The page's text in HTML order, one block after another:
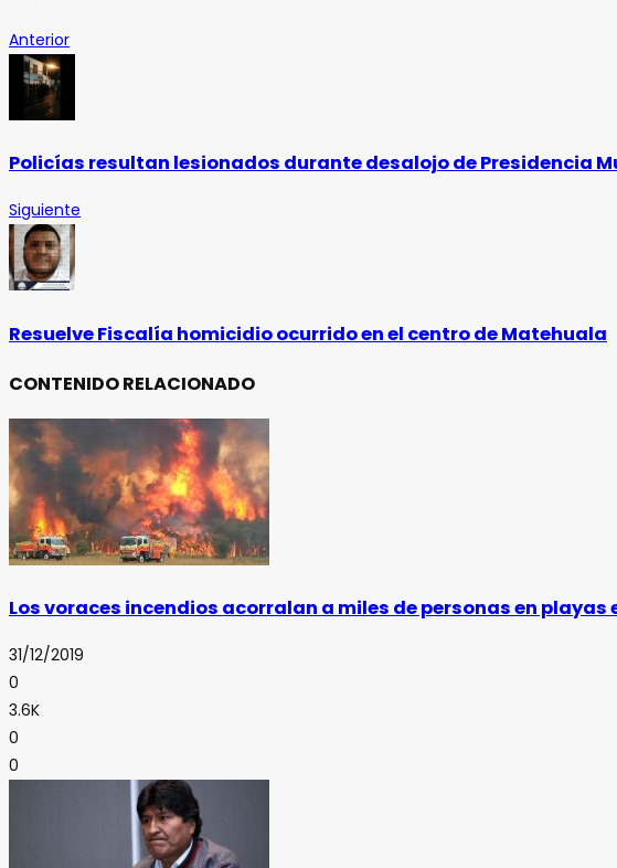
Anterior
Policías resultan lesionados durante desalojo de Presidencia
Siguiente
Resuelve Fiscalía homicidio ocurrido en el centro de Matehuala
CONTENIDO RELACIONADO
Los voraces incendios acorralan a miles de personas en playas
31/12/2019
0
3.6K
0
0